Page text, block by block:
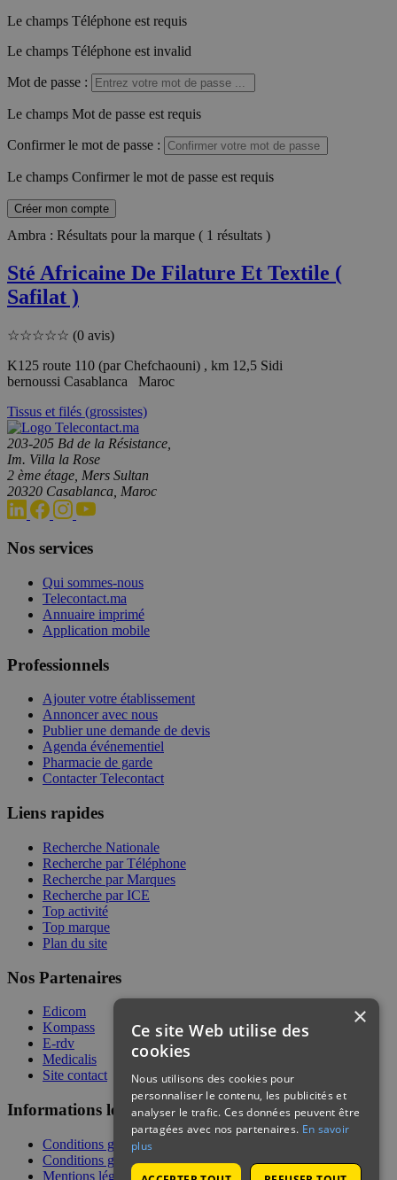
Le champs Téléphone est requis
Le champs Téléphone est invalid
Mot de passe :
Le champs Mot de passe est requis
Confirmer le mot de passe :
Le champs Confirmer le mot de passe est requis
Créer mon compte
Ambra : Résultats pour la marque ( 1 résultats )
Sté Africaine De Filature Et Textile (
Safilat )
☆☆☆☆☆ (0 avis)
K125 route 110 (par Chefchaouni) , km 12,5 Sidi
bernoussi Casablanca Maroc
Tissus et filés (grossistes)
203-205 Bd de la Résistance,
Im. Villa la Rose
2 ème étage, Mers Sultan
20320 Casablanca, Maroc
Nos services
Qui sommes-nous
Telecontact.ma
Annuaire imprimé
Application mobile
Professionnels
Ajouter votre établissement
Annoncer avec nous
Publier une demande de devis
Agenda événementiel
Pharmacie de garde
Contacter Telecontact
Liens rapides
Recherche Nationale
Recherche par Téléphone
Recherche par Marques
Recherche par ICE
Top activité
Top marque
Plan du site
Nos Partenaires
Edicom
Kompass
E-rdv
Medicalis
Site contact
Informations légales
Conditions générales de services
Conditions générales de vente
Mentions légales
×
Ce site Web utilise des
cookies
Nous utilisons des cookies pour
personnaliser le contenu, les publicités et
analyser le trafic. Ces données peuvent être
partagées avec nos partenaires. En savoir
plus